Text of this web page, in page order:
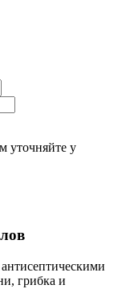
уточняйте у
грибка и